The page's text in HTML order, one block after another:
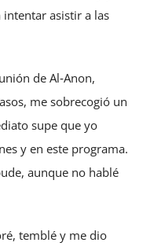
asistir a las
de Al‑Anon,
me sobrecogió un
supe que yo
y en este programa.
aunque no hablé
temblé y me dio